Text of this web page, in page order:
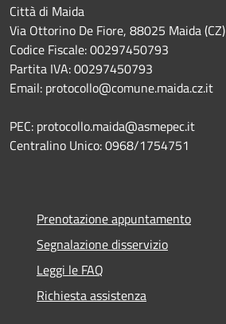
Città di Maida
Via Ottorino De Fiore, 88025 Maida (CZ)
Codice Fiscale: 00297450793
Partita IVA: 00297450793
Email: protocollo@comune.maida.cz.it
PEC: protocollo.maida@asmepec.it
Centralino Unico: 0968/1754751
Prenotazione appuntamento
Segnalazione disservizio
Leggi le FAQ
Richiesta assistenza